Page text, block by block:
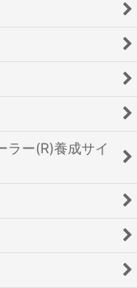
ラー(R)養成サイ